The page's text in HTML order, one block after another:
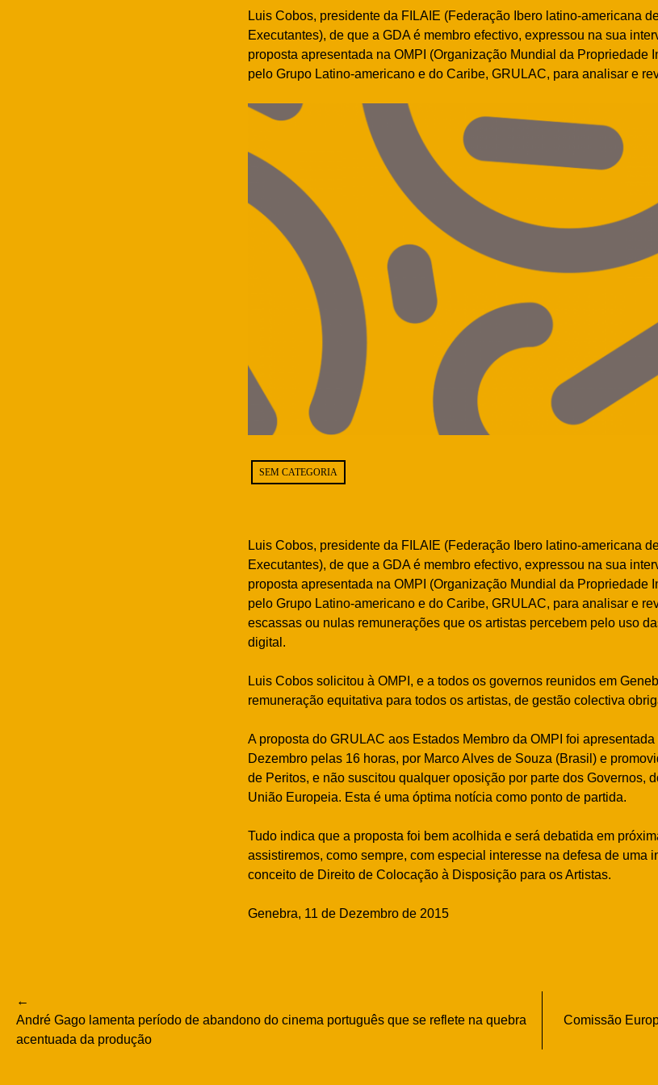
Luis Cobos, presidente da FILAIE (Federação Ibero latino-americana
Executantes), de que a GDA é membro efectivo, expressou na sua
proposta apresentada na OMPI (Organização Mundial da Propriedade
pelo Grupo Latino-americano e do Caribe, GRULAC, para analisar e
SEM CATEGORIA
Luis Cobos, presidente da FILAIE (Federação Ibero latino-americana
Executantes), de que a GDA é membro efectivo, expressou na sua
proposta apresentada na OMPI (Organização Mundial da Propriedade
pelo Grupo Latino-americano e do Caribe, GRULAC, para analisar e
escassas ou nulas remunerações que os artistas percebem pelo uso
digital.
Luis Cobos solicitou à OMPI, e a todos os governos reunidos em
remuneração equitativa para todos os artistas, de gestão colectiva
A proposta do GRULAC aos Estados Membro da OMPI foi apresentada
Dezembro pelas 16 horas, por Marco Alves de Souza (Brasil) e
de Peritos, e não suscitou qualquer oposição por parte dos Governos,
União Europeia. Esta é uma óptima notícia como ponto de partida.
Tudo indica que a proposta foi bem acolhida e será debatida em
assistiremos, como sempre, com especial interesse na defesa de uma
conceito de Direito de Colocação à Disposição para os Artistas.
Genebra, 11 de Dezembro de 2015
Navegação
de
André Gago lamenta período de abandono do cinema português que se reflete na quebra
acentuada da produção
Comissão